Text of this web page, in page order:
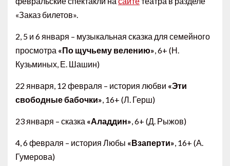
«Заказ билетов».
2, 5 и 6 января – музыкальная сказка для семейного
просмотра «По щучьему велению» , 6+ (Н.
Кузьминых, Е. Шашин)
22 января, 12 февраля – история любви «Эти
свободные бабочки» , 16+ (Л. Герш)
23 января – сказка «Аладдин» , 6+ (Д. Рыжов)
4, 6 февраля – история Любы «Взаперти» , 16+ (А.
Гумерова)